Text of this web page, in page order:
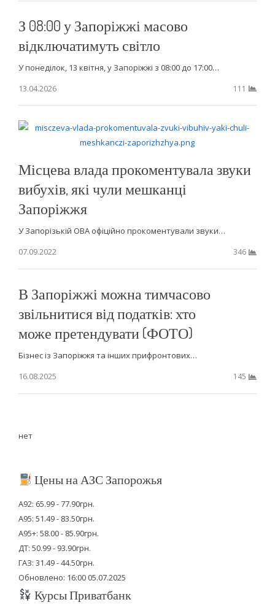
З 08:00 у Запоріжжі масово
відключатимуть світло
У понеділок, 13 квітня, у Запоріжжі з 08:00 до 17:00…
13.04.2026
111
Місцева влада прокоментувала звуки
вибухів, які чули мешканці
Запоріжжя
У Запорізькій ОВА офіційно прокоментували звуки…
07.09.2022
346
В Запоріжжі можна тимчасово
звільнитися від податків: хто
може претендувати (ФОТО)
Бізнес із Запоріжжя та інших прифронтових…
16.08.2025
145
нет
Цены на АЗС Запорожья
А92: 65.99 - 77.90грн.
А95: 51.49 - 83.50грн.
А95+: 58.00 - 85.90грн.
ДТ: 50.99 - 93.90грн.
ГАЗ: 31.49 - 44.50грн.
Обновлено: 16:00 05.07.2025
Курсы Приватбанк